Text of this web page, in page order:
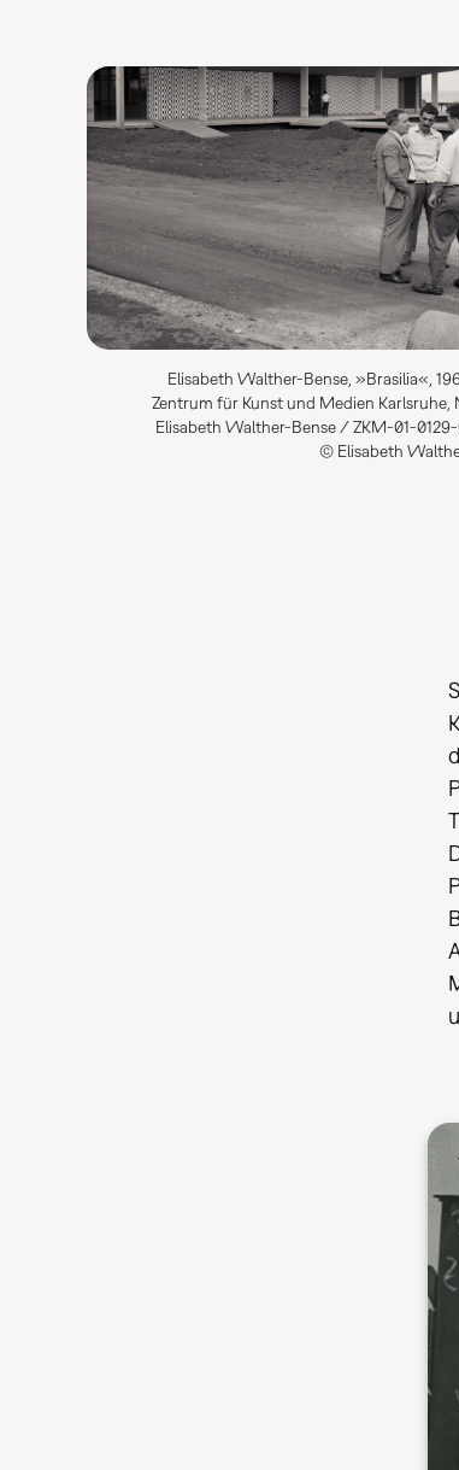
Elisabeth Walther-Bense, »Brasilia«,
Zentrum für Kunst und Medien Karlsruhe,
Elisabeth Walther-Bense / ZKM-01-
© Elisabeth